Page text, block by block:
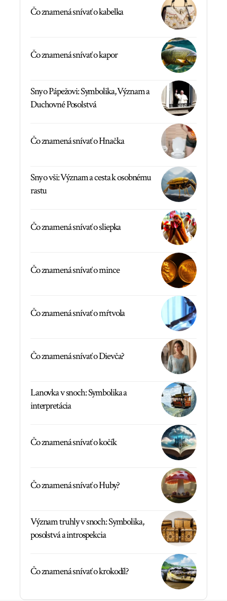
Čo znamená snívať o kabelka
Čo znamená snívať o kapor
Sny o Pápežovi: Symbolika, Význam a
Duchovné Posolstvá
Čo znamená snívať o Hnačka
Sny o vši: Význam a cesta k osobnému
rastu
Čo znamená snívať o sliepka
Čo znamená snívať o mince
Čo znamená snívať o mŕtvola
Čo znamená snívať o Dievča?
Lanovka v snoch: Symbolika a
interpretácia
Čo znamená snívať o kočík
Čo znamená snívať o Huby?
Význam truhly v snoch: Symbolika,
posolstvá a introspekcia
Čo znamená snívať o krokodíl?